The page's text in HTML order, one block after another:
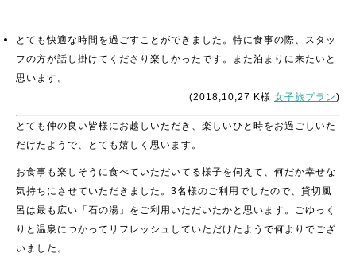
とても快適な時間を過ごすことができました。特に食事の際、スタッ
フの方が話し掛けてくださり楽しかったです。また泊まりに来たいと
思います。
(2018,10,27 K様 女子旅プラン)
とても仲の良い皆様にお越しいただき、楽しいひと時をお過ごしいた
だけたようで、とても嬉しく思います。
お食事も楽しそうに食べていただいてる様子を伺えて、何だか幸せな
気持ちにさせていただきました。3名様のご利用でしたので、貸切風
呂は最も広い「石の湯」をご利用いただいたかと思います。ごゆっく
りと温泉につかってリフレッシュしていただけたようで何よりでござ
いました。